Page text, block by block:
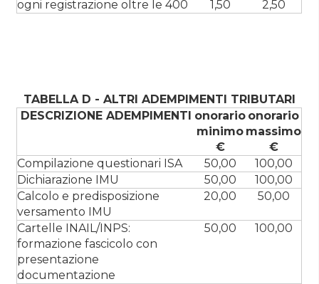
ogni registrazione oltre le 400 1,50 2,50
TABELLA D - ALTRI ADEMPIMENTI TRIBUTARI
DESCRIZIONE ADEMPIMENTI onorario
minimo
€
onorario
massimo
€
Compilazione questionari ISA
50,00
100,00
Dichiarazione IMU
50,00
100,00
Calcolo e predisposizione
versamento IMU
20,00 50,00
Cartelle INAIL/INPS:
formazione fascicolo con
presentazione
documentazione
50,00 100,00